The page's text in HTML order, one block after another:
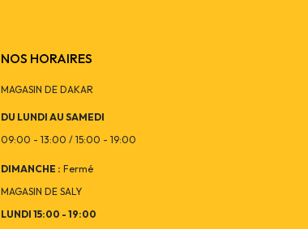
NOS HORAIRES
MAGASIN DE DAKAR
DU LUNDI AU SAMEDI
09:00 - 13:00 / 15:00 - 19:00
DIMANCHE : Fermé
MAGASIN DE SALY
LUNDI 15:00 - 19:00